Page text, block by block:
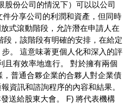
份公司的情況下）可以以公司
分享公司的利潤和資產，但同時
式滾動階段，允許潛在申請人在
，該階段有明確的安排，在給定
。 這意味著更個人化和深入的評
且有效率地進行。 對於擁有兩個
普通合夥企業的合夥人對企業債
資訊和諮詢程序的內容和結果。
送給股東大會。 F) 將代表機構